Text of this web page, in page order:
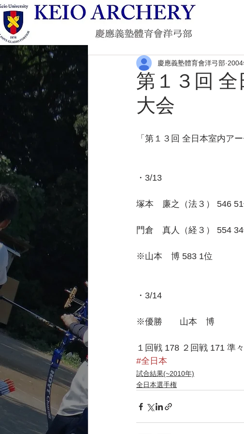
第１３回
大会
慶應義塾體育會洋弓部
「第１３回 全日本室内ア
・3/13
塚本　廉之（法３） 546
門倉　真人（経３） 554
※山本　博 583 1位
・3/14
※優勝　　山本　博
１回戦 178 ２回戦 171 準
#全日本
試合結果(~2010年)
全日本選手権